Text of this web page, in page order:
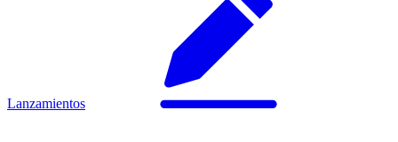
Lanzamientos